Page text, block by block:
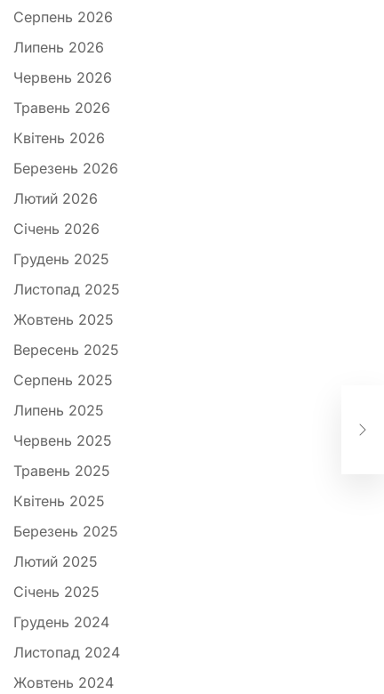
Серпень 2026
Липень 2026
Червень 2026
Травень 2026
Квітень 2026
Березень 2026
Лютий 2026
Січень 2026
Грудень 2025
Листопад 2025
Жовтень 2025
Вересень 2025
Серпень 2025
Липень 2025
Червень 2025
Травень 2025
Квітень 2025
Березень 2025
Лютий 2025
Січень 2025
Грудень 2024
Листопад 2024
Жовтень 2024